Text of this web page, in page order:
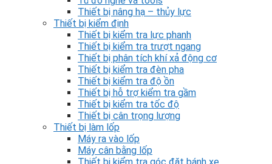
Thiết bị nâng hạ – thủy lực
Thiết bị kiểm định
Thiết bị kiểm tra lực phanh
Thiết bị kiểm tra trượt ngang
Thiết bị phân tích khí xả động cơ
Thiết bị kiểm tra đèn pha
Thiết bị kiểm tra độ ồn
Thiết bị hỗ trợ kiểm tra gầm
Thiết bị kiểm tra tốc độ
Thiết bị cân trọng lượng
Thiết bị làm lốp
Máy ra vào lốp
Máy cân bằng lốp